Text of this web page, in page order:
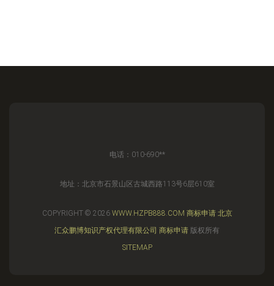
电话：010-690**
地址：北京市石景山区古城西路113号6层610室
COPYRIGHT © 2026 WWW.HZPB888.COM 商标申请 北京
汇众鹏博知识产权代理有限公司 商标申请 版权所有
SITEMAP